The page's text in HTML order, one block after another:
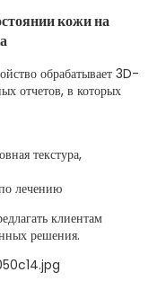
кожи на
обрабатывает 3D-
отчетов, в которых
текстура,
лечению
клиентам
решения.